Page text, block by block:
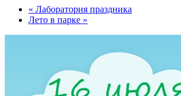
« Лаборатория праздника
Лето в парке »